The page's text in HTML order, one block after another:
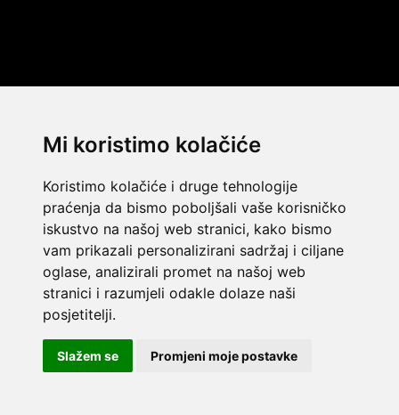
Mi koristimo kolačiće
Koristimo kolačiće i druge tehnologije
praćenja da bismo poboljšali vaše korisničko
iskustvo na našoj web stranici, kako bismo
vam prikazali personalizirani sadržaj i ciljane
oglase, analizirali promet na našoj web
stranici i razumjeli odakle dolaze naši
posjetitelji.
Slažem se Promjeni moje postavke
© 2014 Template byw3layouts
© 2026 Dekada Inflatables
FLATICON.COM
Dekada Inflatables j.d.o.o. - OIB: 32362477968 - IBAN: